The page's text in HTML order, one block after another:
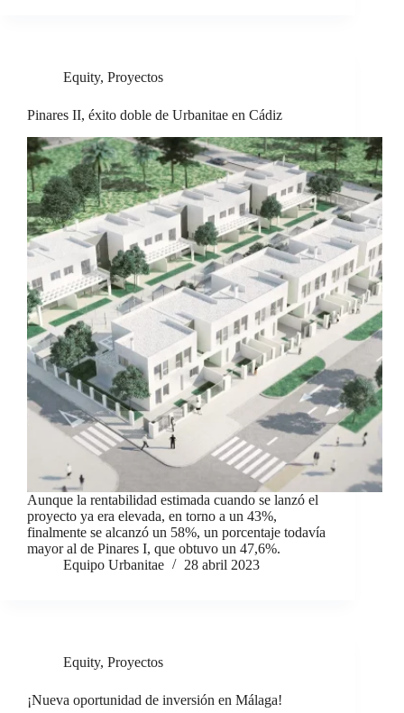
Equity, Proyectos
Pinares II, éxito doble de Urbanitae en Cádiz
Aunque la rentabilidad estimada cuando se lanzó el
proyecto ya era elevada, en torno a un 43%,
finalmente se alcanzó un 58%, un porcentaje todavía
mayor al de Pinares I, que obtuvo un 47,6%.
Equipo Urbanitae
28 abril 2023
Equity, Proyectos
¡Nueva oportunidad de inversión en Málaga!